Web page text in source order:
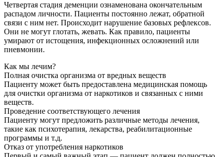
Четвертая стадия деменции ознаменована окончательным
распадом личности. Пациенты постоянно лежат, обратной
связи с ним нет. Происходит нарушение базовых рефлексов.
Они не могут глотать, жевать. Как правило, пациенты
умирают от истощения, инфекционных осложнений или
пневмонии.
Как мы лечим?
Полная очистка организма от вредных веществ
Пациенту может быть предоставлена медицинская помощь
для очистки организма от наркотиков и связанных с ними
веществ.
Проведение соответствующего лечения
Пациенту могут предложить различные методы лечения,
такие как психотерапия, лекарства, реабилитационные
программы и т.д.
Отказ от употребления наркотиков